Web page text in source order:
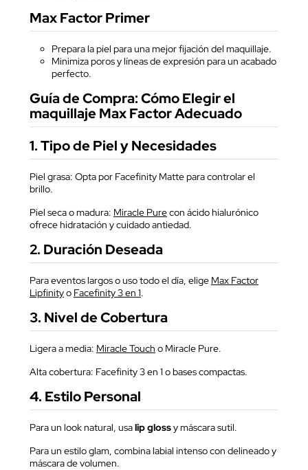
Max Factor Primer
Prepara la piel para una mejor fijación del maquillaje.
Minimiza poros y líneas de expresión para un acabado
perfecto.
Guía de Compra: Cómo Elegir el
maquillaje Max Factor Adecuado
1. Tipo de Piel y Necesidades
Piel grasa: Opta por Facefinity Mattepara controlar el
brillo.
Piel seca o madura: Miracle Purecon ácido hialurónico
ofrece hidratación y cuidado antiedad.
2. Duración Deseada
Para eventos largos o uso todo el día, elige Max Factor
Lipfinityo Facefinity 3 en 1.
3. Nivel de Cobertura
Ligera a media: Miracle Touch o Miracle Pure.
Alta cobertura: Facefinity 3 en 1 o bases compactas.
4. Estilo Personal
Para un look natural, usalip glossy máscara sutil.
Para un estilo glam, combina labial intenso con delineado y
máscara de volumen.